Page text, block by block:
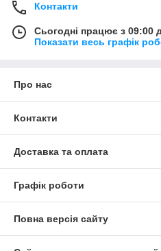
Контакти
Сьогодні працює з 09:00
Показати весь графік
Про нас
Контакти
Доставка та оплата
Графік роботи
Повна версія сайту